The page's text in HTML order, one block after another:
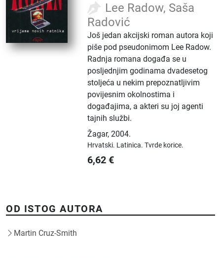
Lee Radow, Saša
Radović
Još jedan akcijski roman autora koji
piše pod pseudonimom Lee Radow.
Radnja romana događa se u
posljednjim godinama dvadesetog
stoljeća u nekim prepoznatljivim
povijesnim okolnostima i
događajima, a akteri su joj agenti
tajnih službi.
Žagar,2004.
Hrvatski. Latinica.Tvrde korice.
6,62 €
OD ISTOG AUTORA
Martin Cruz-Smith